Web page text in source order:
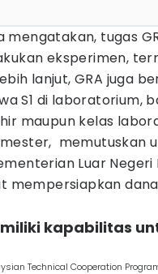
mengatakan, tugas
eksperimen,
lanjut, GRA juga
S1 di laboratorium,
maupun kelas
memutuskan
Luar Negeri
mempersiapkan
kapabilitas
Technical Cooperation